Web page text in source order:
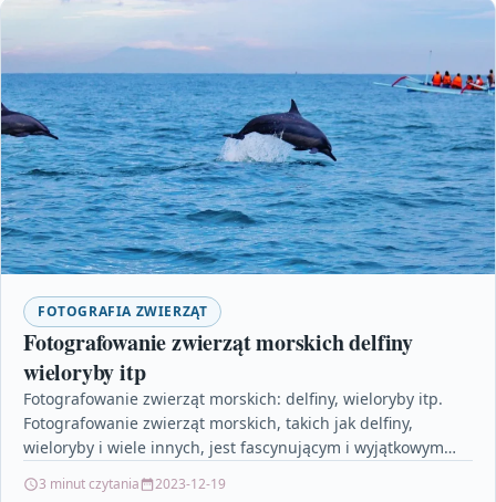
FOTOGRAFIA ZWIERZĄT
Fotografowanie zwierząt morskich delfiny
wieloryby itp
Fotografowanie zwierząt morskich: delfiny, wieloryby itp.
Fotografowanie zwierząt morskich, takich jak delfiny,
wieloryby i wiele innych, jest fascynującym i wyjątkowym
3 minut czytania 2023-12-19